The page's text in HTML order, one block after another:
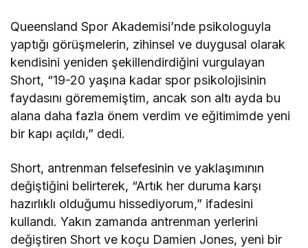
Queensland Spor Akademisi’nde psikologuyla
yaptığı görüşmelerin, zihinsel ve duygusal olarak
kendisini yeniden şekillendirdiğini vurgulayan
Short, “19-20 yaşına kadar spor psikolojisinin
faydasını görememiştim, ancak son altı ayda bu
alana daha fazla önem verdim ve eğitimimde yeni
bir kapı açıldı,” dedi.
Short, antrenman felsefesinin ve yaklaşımının
değiştiğini belirterek, “Artık her duruma karşı
hazırlıklı olduğumu hissediyorum,” ifadesini
kullandı. Yakın zamanda antrenman yerlerini
değiştiren Short ve koçu Damien Jones, yeni bir